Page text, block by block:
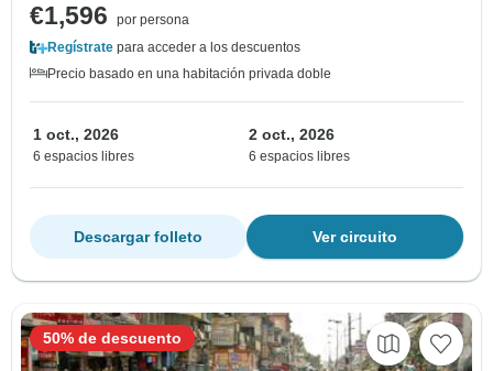
€1,596
por persona
Regístrate para acceder a los descuentos
Precio basado en una habitación privada doble
1 oct., 2026
6 espacios libres
2 oct., 2026
6 espacios libres
Ver circuito
Descargar folleto
50% de descuento